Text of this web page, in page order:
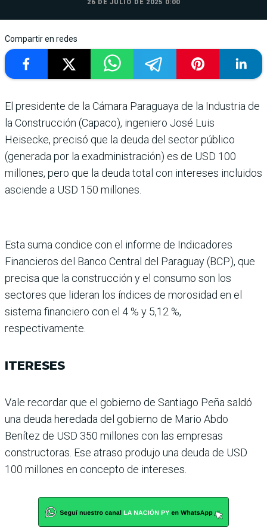
26 DE JULIO DE 2025 0:00
Compartir en redes
El presidente de la Cámara Paraguaya de la Industria de
la Construcción (Capaco), inge­niero José Luis
Heisecke, pre­cisó que la deuda del sector público
(generada por la exad­ministración) es de USD 100
millones, pero que la deuda total con intereses incluidos
asciende a USD 150 millones.
Esta suma condice con el informe de Indicadores
Financieros del Banco Cen­tral del Paraguay (BCP), que
precisa que la construcción y el consumo son los
secto­res que lideran los índices de morosidad en el
sistema financiero con el 4 % y 5,12 %,
respectivamente.
ITERESES
Vale recordar que el gobierno de Santiago Peña saldó
una deuda heredada del gobierno de Mario Abdo
Benítez de USD 350 millones con las empresas
constructoras. Ese atraso produjo una deuda de USD
100 millones en con­cepto de intereses.